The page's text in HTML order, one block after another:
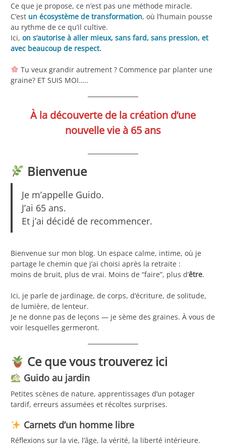
Ce que je propose, ce n’est pas une méthode miracle.
C’est un écosystème de transformation, où l’humain pousse
au rythme de ce qu’il cultive.
Ici, on s’autorise à aller mieux, sans fard, sans pression, et
avec beaucoup de respect.
Tu veux grandir autrement ? Commence par planter une
graine? ET SUIS MOI…..
À la découverte de la création d’une
nouvelle vie à 65 ans
Bienvenue
Je m’appelle Guido.
J’ai 65 ans.
Et j’ai décidé de recommencer.
Bienvenue sur mon blog. Un espace calme, intime, où je
partage le chemin que j’ai choisi après la retraite :
moins de bruit, plus de vrai. Moins de “faire”, plus d’être.
Ici, je parle de jardinage, de corps, d’écriture, de solitude,
de lumière, de lenteur.
Je ne donne pas de leçons — je sème des graines. À vous de
voir lesquelles germeront.
Ce que vous trouverez ici
Guido au jardin
Petites scènes de nature, apprentissages d’un potager
tardif, erreurs assumées et récoltes surprises.
Carnets d’un homme libre
Réflexions sur la vie, l’âge, la vérité, la liberté intérieure.